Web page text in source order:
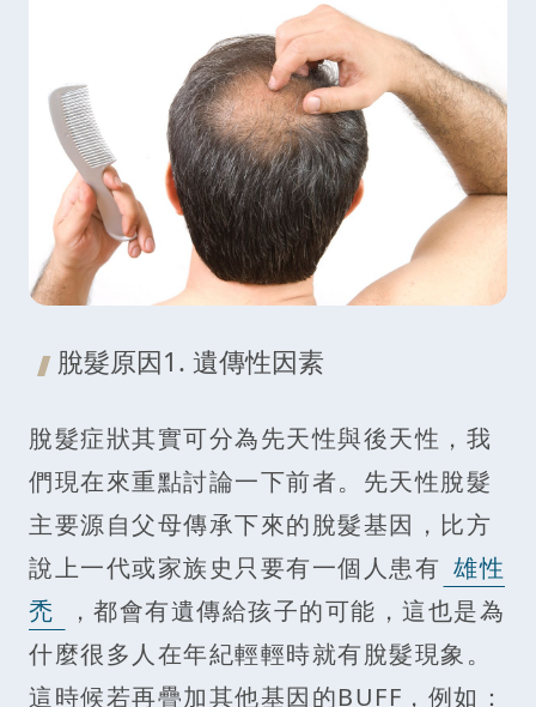
脫髮原因1. 遺傳性因素
脫髮症狀其實可分為先天性與後天性，我
們現在來重點討論一下前者。先天性脫髮
主要源自父母傳承下來的脫髮基因，比方
說上一代或家族史只要有一個人患有 雄性
禿
，都會有遺傳給孩子的可能，這也是為
什麼很多人在年紀輕輕時就有脫髮現象。
這時候若再疊加其他基因的BUFF，例如：